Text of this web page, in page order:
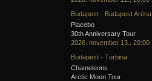
Budapest - Budapest Aréna
Placebo
30th Anniversary Tour
2026. november 13., 20:00
Budapest - Turbina
Chameleons
Arctic Moon Tour